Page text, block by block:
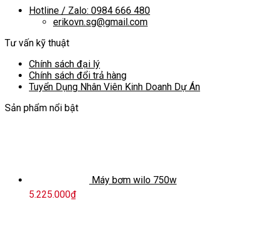
Hotline / Zalo: 0984 666 480
erikovn.sg@gmail.com
Tư vấn kỹ thuật
Chính sách đại lý
Chính sách đổi trả hàng
Tuyển Dụng Nhân Viên Kinh Doanh Dự Án
Sản phẩm nổi bật
Máy bơm wilo 750w
5.225.000₫